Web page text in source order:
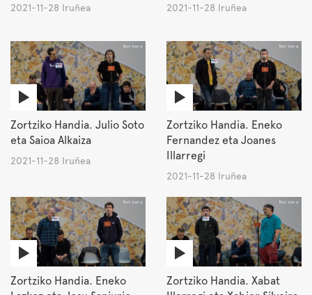
2021-11-28 Iruñea 2021-11-28 Iruñea
Zortziko Handia. Julio Soto
eta Saioa Alkaiza
2021-11-28 Iruñea
Zortziko Handia. Eneko
Fernandez eta Joanes
Illarregi
2021-11-28 Iruñea
Zortziko Handia. Eneko
Zortziko Handia. Xabat